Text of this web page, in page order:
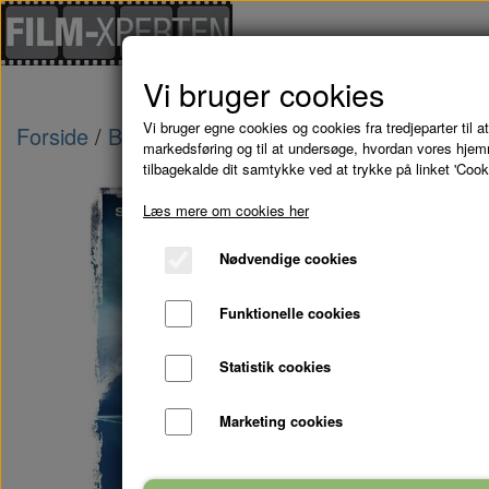
Forside Brugte Film WAVE BREAKERS - DVD
Vi bruger cookies
Vi bruger egne cookies og cookies fra tredjeparter til
markedsføring og til at undersøge, hvordan vores
tilbagekalde dit samtykke ved at trykke på linket
Læs mere om cookies her
Nødvendige cookies
Funktionelle cookies
Statistik cookies
Marketing cookies